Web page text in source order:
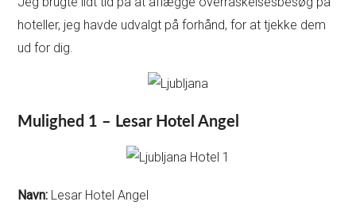
hoteller, jeg havde udvalgt på forhånd, for at tjekke dem
ud for dig.
Mulighed 1 – Lesar Hotel Angel
Navn: Lesar Hotel Angel